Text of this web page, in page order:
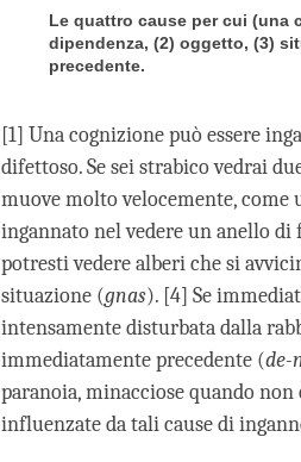
Le quattro cause per cui (una
dipendenza, (2) oggetto, (3)
precedente.
[1] Una cognizione può essere
difettoso. Se sei strabico vedrai
muove molto velocemente, come
ingannato nel vedere un anello
potresti vedere alberi che si
situazione (gnas). [4] Se
intensamente disturbata dalla
immediatamente precedente (de-
paranoia, minacciose quando
influenzate da tali cause di